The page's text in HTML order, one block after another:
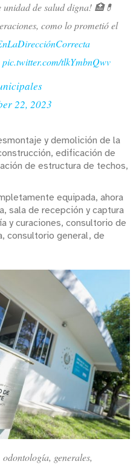
unidad de salud digna! 🏥💊
como lo prometió el
pic.twitter.com/tlkYmbnQwv
22, 2023
y demolición de la
edificación de
de estructura de techos,
equipada, ahora
sala de recepción y captura
y curaciones, consultorio de
consultorio general, de
generales,